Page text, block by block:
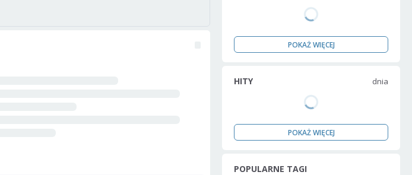
POKAŻ WIĘCEJ
HITY dnia
POKAŻ WIĘCEJ
POPULARNE TAGI